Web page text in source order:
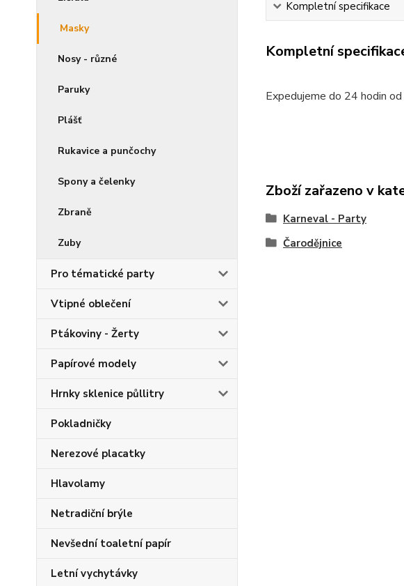
Masky
Nosy - různé
Paruky
Plášť
Rukavice a punčochy
Spony a čelenky
Zbraně
Zuby
Pro tématické party
Vtipné oblečení
Ptákoviny - Žerty
Papírové modely
Hrnky sklenice půllitry
Pokladničky
Nerezové placatky
Hlavolamy
Netradiční brýle
Nevšední toaletní papír
Letní vychytávky
Kompletní specifikace
Kompletní
Expedujeme do 24 hodin
Zboží zařazeno v
Karneval - Party
Čarodějnice